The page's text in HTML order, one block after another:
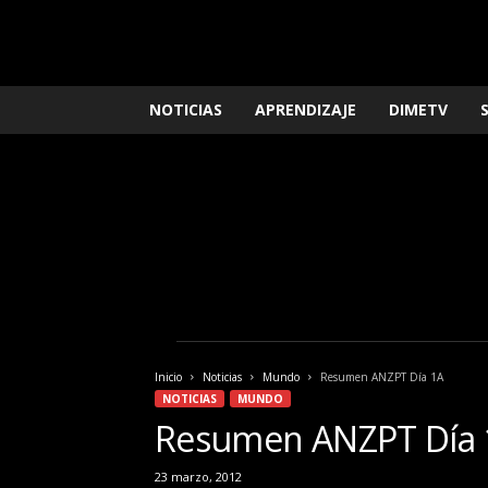
o
a
s
a
NOTICIAS APRENDIZAJE DIMETV
Inicio Noticias Mundo
Resumen ANZPT Día 1A
NOTICIAS
MUNDO
Resumen ANZPT Día
23 marzo, 2012